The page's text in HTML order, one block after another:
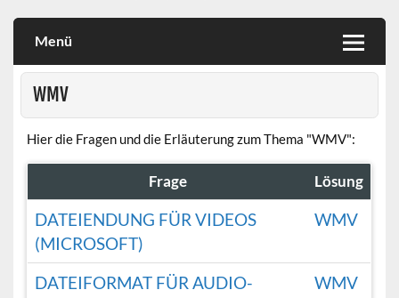
Menü
WMV
Hier die Fragen und die Erläuterung zum Thema "WMV":
Frage Lösung
DATEIENDUNG FÜR VIDEOS
(MICROSOFT)
WMV
DATEIFORMAT FÜR AUDIO-
WMV